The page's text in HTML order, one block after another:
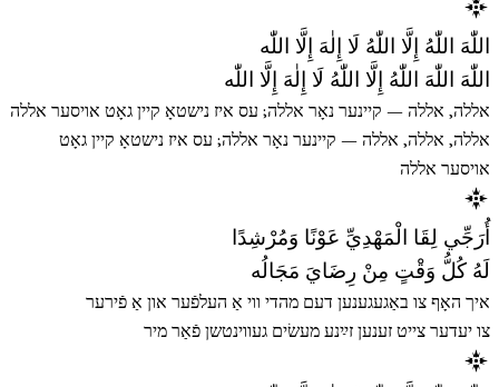
اللّٰهَ اللّٰهُ إِلَّا اللّٰهُ لَا إِلٰهَ إِلَّا اللّٰه
اللّٰهَ اللّٰهَ اللّٰهُ إِلَّا اللّٰهُ لَا إِلٰهَ إِلَّا اللّٰه
אללה, אללה — קיינער נאָר אללה; עס איז נישטאָ קיין גאָט אויסער אללה
אללה, אללה, אללה — קיינער נאָר אללה; עס איז נישטאָ קיין גאָט
אויסער אללה
أُرَجِّي لِقَا الْمَهْدِيِّ عَوْنًا وَمُرْشِدًا
لَهُ كُلُّ وَقْتٍ مِنْ رِضَايَ مَجَالُه
איך האָף צו באַגעגענען דעם מהדי ווי אַ העלפֿער און אַ פֿירער
צו יעדער צייט זענען זײַנע מעשׂים געווינטשן פֿאַר מיר